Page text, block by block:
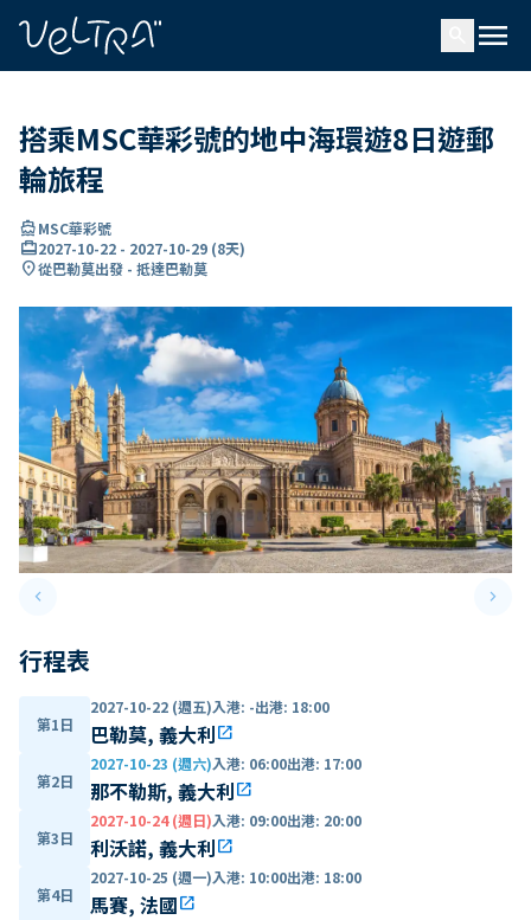
menu
搭乘MSC華彩號的地中海環遊8日遊郵
輪旅程
directions_boatMSC華彩號
card_travel2027-10-22 - 2027-10-29 (8天)
location_on從巴勒莫出發 - 抵達巴勒莫
keyboard_arrow_leftPrevious slide keyboard_arrow_right
行程表
第1日
2027-10-22 (週五)入港: -出港: 18:00
巴勒莫, 義大利open_in_new
第2日
2027-10-23 (週六)入港: 06:00出港: 17:00
那不勒斯, 義大利open_in_new
第3日
2027-10-24 (週日)入港: 09:00出港: 20:00
利沃諾, 義大利open_in_new
第4日
2027-10-25 (週一)入港: 10:00出港: 18:00
馬賽, 法國open_in_new